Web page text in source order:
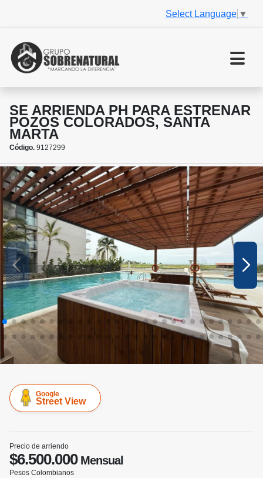
Select Language ▼
SE ARRIENDA PH PARA ESTRENAR
POZOS COLORADOS, SANTA
MARTA
Código. 9127299
Google
Street View
Precio de arriendo
$6.500.000Mensual
Pesos Colombianos